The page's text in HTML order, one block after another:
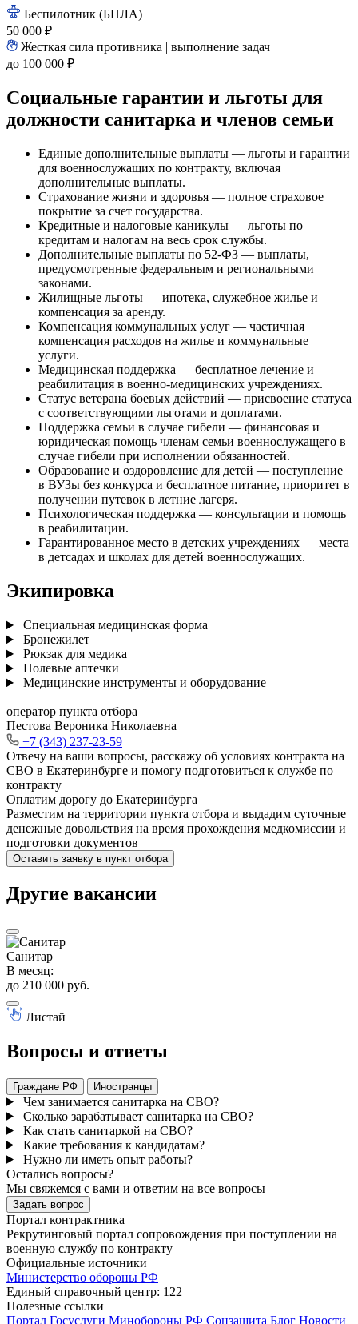
Беспилотник (БПЛА)
50 000 ₽
Жесткая сила противника | выполнение задач
до 100 000 ₽
Социальные гарантии и льготы для
должности санитарка и членов семьи
Единые дополнительные выплаты — льготы и гарантии
для военнослужащих по контракту, включая
дополнительные выплаты.
Страхование жизни и здоровья — полное страховое
покрытие за счет государства.
Кредитные и налоговые каникулы — льготы по
кредитам и налогам на весь срок службы.
Дополнительные выплаты по 52-ФЗ — выплаты,
предусмотренные федеральным и региональными
законами.
Жилищные льготы — ипотека, служебное жилье и
компенсация за аренду.
Компенсация коммунальных услуг — частичная
компенсация расходов на жилье и коммунальные
услуги.
Медицинская поддержка — бесплатное лечение и
реабилитация в военно-медицинских учреждениях.
Статус ветерана боевых действий — присвоение статуса
с соответствующими льготами и доплатами.
Поддержка семьи в случае гибели — финансовая и
юридическая помощь членам семьи военнослужащего в
случае гибели при исполнении обязанностей.
Образование и оздоровление для детей — поступление
в ВУЗы без конкурса и бесплатное питание, приоритет в
получении путевок в летние лагеря.
Психологическая поддержка — консультации и помощь
в реабилитации.
Гарантированное место в детских учреждениях — места
в детсадах и школах для детей военнослужащих.
Экипировка
Специальная медицинская форма
Бронежилет
Рюкзак для медика
Полевые аптечки
Медицинские инструменты и оборудование
оператор пункта отбора
Пестова Вероника Николаевна
+7 (343) 237-23-59
Отвечу на ваши вопросы, расскажу об условиях контракта на
СВО в Екатеринбурге и помогу подготовиться к службе по
контракту
Оплатим дорогу до Екатеринбурга
Разместим на территории пункта отбора и выдадим суточные
денежные довольствия на время прохождения медкомиссии и
подготовки документов
Оставить заявку в пункт отбора
Другие вакансии
Санитар
В месяц:
до 210 000 руб.
Листай
Вопросы и ответы
Граждане РФ Иностранцы
Чем занимается санитарка на СВО?
Сколько зарабатывает санитарка на СВО?
Как стать санитаркой на СВО?
Какие требования к кандидатам?
Нужно ли иметь опыт работы?
Остались вопросы?
Мы свяжемся с вами и ответим на все вопросы
Задать вопрос
Портал контрактника
Рекрутинговый портал сопровождения при поступлении на
военную службу по контракту
Официальные источники
Министерство обороны РФ
Единый справочный центр: 122
Полезные ссылки
Портал Госуслуги Минобороны РФ Соцзащита Блог Новости